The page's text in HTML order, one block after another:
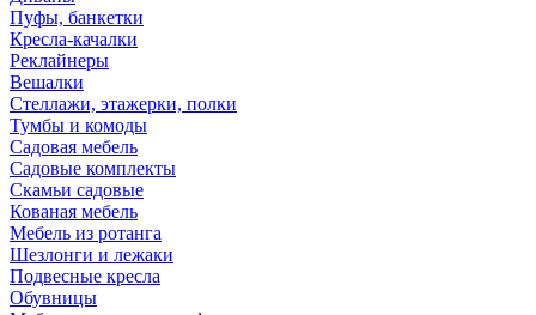
Пуфы, банкетки
Кресла-качалки
Реклайнеры
Вешалки
Стеллажи, этажерки, полки
Тумбы и комоды
Садовая мебель
Садовые комплекты
Скамьи садовые
Кованая мебель
Мебель из ротанга
Шезлонги и лежаки
Подвесные кресла
Обувницы